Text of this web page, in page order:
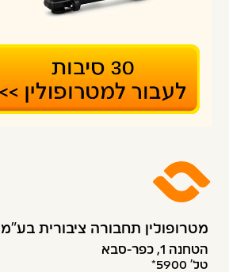
מטרופולין תחבורה ציבורית בע״מ
הטחנה 1, כפר-סבא
טל׳ 5900*